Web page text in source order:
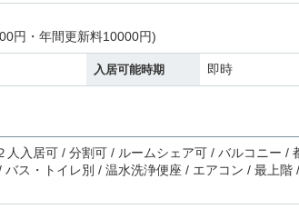
円・年間更新料10000円)
入居可能時期 即時
人入居可 / 分割可 / ルームシェア可 / バルコニー /
ス・トイレ別 / 温水洗浄便座 / エアコン / 最上階